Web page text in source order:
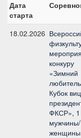
Дата
старта
18.02.2026
конкуру
«Зимний
Кубок
ФКСР», 1
мужчины/
женщины